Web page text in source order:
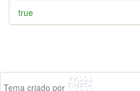
true
Tema criado por